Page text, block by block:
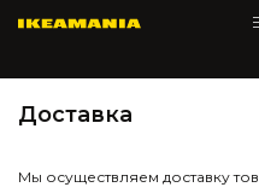
Доставка
Мы осуществляем доставку